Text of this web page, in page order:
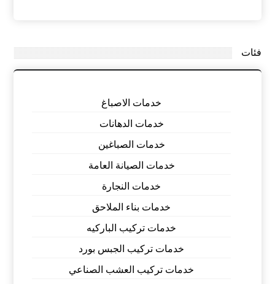
فئات
خدمات الاصباغ
خدمات الدهانات
خدمات الصباغين
خدمات الصيانة العامة
خدمات النجارة
خدمات بناء الملاحق
خدمات تركيب الباركيه
خدمات تركيب الجبس بورد
خدمات تركيب العشب الصناعي